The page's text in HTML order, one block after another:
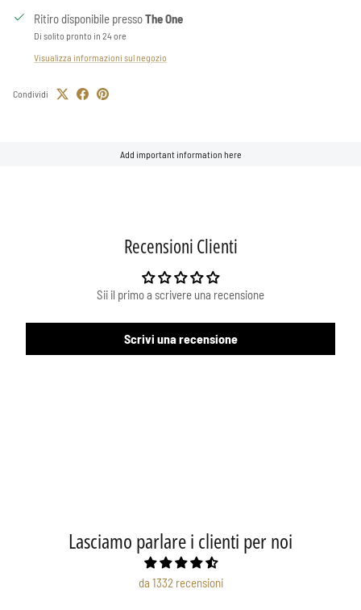
Ritiro disponibile pressoThe One
Di solito pronto in 24 ore
Visualizza informazioni sul negozio
Condividi
Add important information here
Recensioni Clienti
Sii il primo a scrivere una recensione
Scrivi una recensione
Lasciamo parlare i clienti per noi
da 1332 recensioni